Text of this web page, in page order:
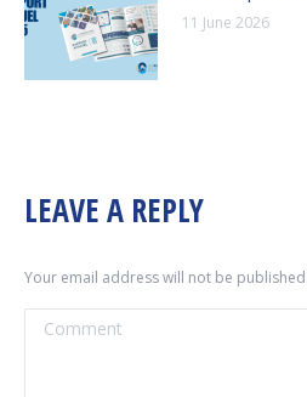
11 June 2026
LEAVE A REPLY
Your email address will not be published.
Comment